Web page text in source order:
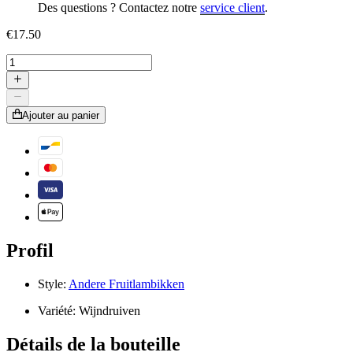
Des questions ? Contactez notre service client.
€17.50
Ajouter au panier
Profil
Style: Andere Fruitlambikken
Variété: Wijndruiven
Détails de la bouteille